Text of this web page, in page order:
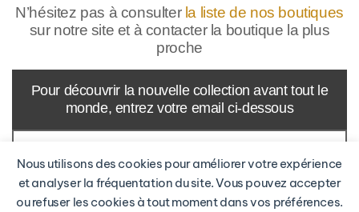
Nous utilisons des cookies pour améliorer votre expérience
et analyser la fréquentation du site. Vous pouvez accepter
ou refuser les cookies à tout moment dans vos préférences.
N’hésitez pas à consulter la liste de nos boutiques
sur notre site et à contacter la boutique la plus
proche
Pour découvrir la nouvelle collection avant tout le
monde, entrez votre email ci-dessous
RECEVOIR LE CATALOGIE